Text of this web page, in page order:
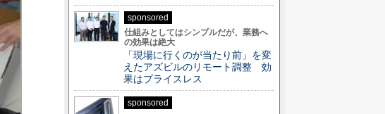
sponsored
仕組みとしてはシンプルだが、業務へ
の効果は絶大
「現場に行くのが当たり前」を変
えたアズビルのリモート調整 効
果はプライスレス
sponsored